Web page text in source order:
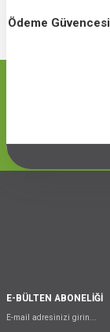
Ödeme Güvencesi
E-BÜLTEN ABONELİĞİ